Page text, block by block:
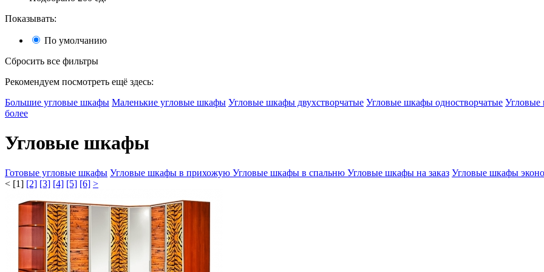
Показывать:
По умолчанию
Сбросить все фильтры
Рекомендуем посмотреть ещё здесь:
Большие угловые шкафы Маленькие угловые шкафы Угловые шкафы двухстворчатые Угловые шкафы одностворчатые Угловые
более
Угловые шкафы
Готовые угловые шкафы Угловые шкафы в прихожую Угловые шкафы в спальню Угловые шкафы на заказ Угловые шкафы
< [1] [2] [3] [4] [5] [6] >